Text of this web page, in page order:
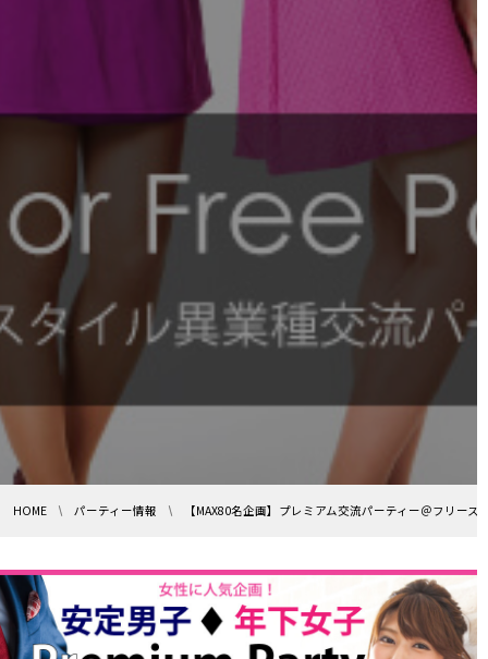
HOME パーティー情報 【MAX80名企画】プレミアム交流パーティー＠フリー